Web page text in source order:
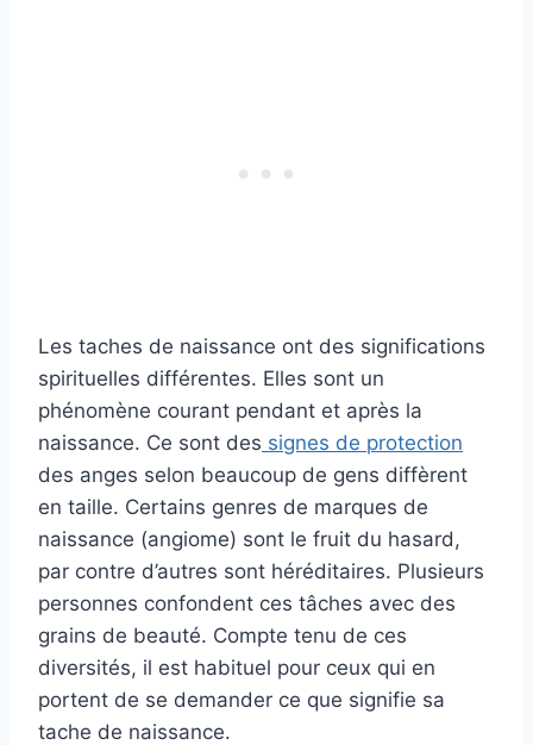
Les taches de naissance ont des significations
spirituelles différentes. Elles sont un
phénomène courant pendant et après la
naissance. Ce sont des signes de protection
des anges selon beaucoup de gens diffèrent
en taille. Certains genres de marques de
naissance (angiome) sont le fruit du hasard,
par contre d’autres sont héréditaires. Plusieurs
personnes confondent ces tâches avec des
grains de beauté. Compte tenu de ces
diversités, il est habituel pour ceux qui en
portent de se demander ce que signifie sa
tache de naissance.